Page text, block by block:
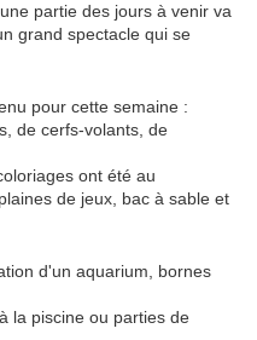
partie des jours à venir va
grand spectacle qui se
pour cette semaine :
de cerfs-volants, de
ont été au
de jeux, bac à sable et
d'un aquarium, bornes
la piscine ou parties de